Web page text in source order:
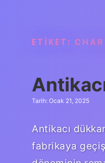
ETIKET:
Tarih: Ocak 21, 2025
Antikacı
fabrikaya